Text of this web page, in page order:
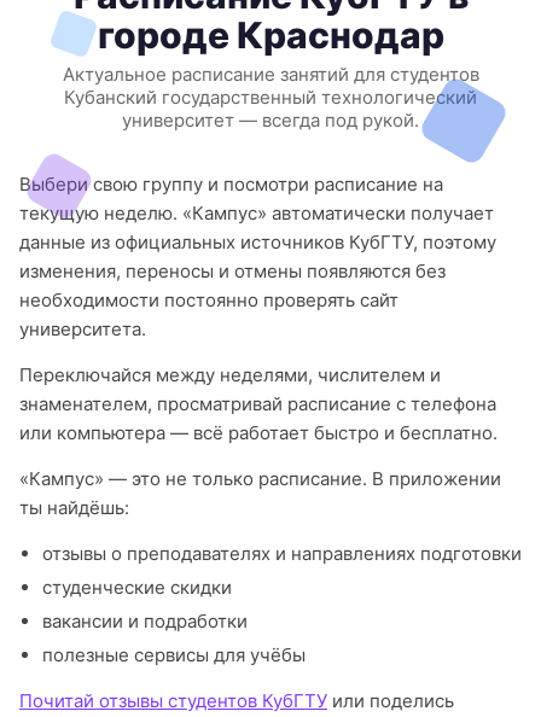
городе Краснодар
Актуальное расписание занятий для студентов
Кубанский государственный технологический
университет — всегда под рукой.
Выбери свою группу и посмотри расписание на
текущую неделю. «Кампус» автоматически получает
данные из официальных источников КубГТУ, поэтому
изменения, переносы и отмены появляются без
необходимости постоянно проверять сайт
университета.
Переключайся между неделями, числителем и
знаменателем, просматривай расписание с телефона
или компьютера — всё работает быстро и бесплатно.
«Кампус» — это не только расписание. В приложении
ты найдёшь:
отзывы о преподавателях и направлениях подготовки
студенческие скидки
вакансии и подработки
полезные сервисы для учёбы
Почитай отзывы студентов КубГТУ или поделись